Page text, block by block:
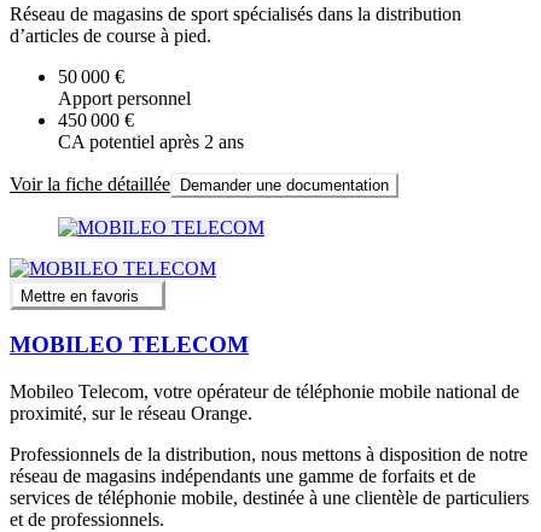
Réseau de magasins de sport spécialisés dans la distribution
d’articles de course à pied.
50 000 €
Apport personnel
450 000 €
CA potentiel après 2 ans
Voir la fiche détaillée Demander une documentation
Mettre en favoris
MOBILEO TELECOM
Mobileo Telecom, votre opérateur de téléphonie mobile national de
proximité, sur le réseau Orange.
Professionnels de la distribution, nous mettons à disposition de notre
réseau de magasins indépendants une gamme de forfaits et de
services de téléphonie mobile, destinée à une clientèle de particuliers
et de professionnels.